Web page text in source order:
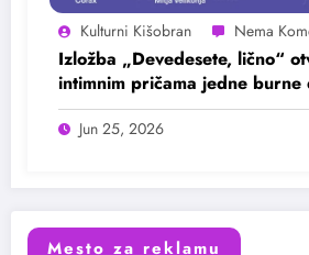
Kulturni Kišobran
Izložba „Devedesete, lično“
intimnim pričama jedne burne
Jun 25, 2026
Mesto za reklamu